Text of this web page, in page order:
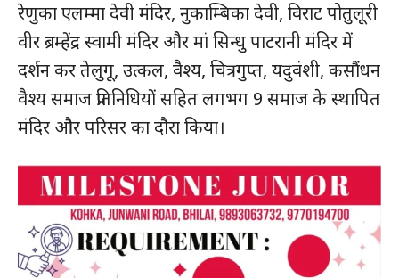
रेणुका एलम्मा देवी मंदिर, नुकाम्बिका देवी, विराट पोतुलूरी
वीर ब्रम्हेंद्र स्वामी मंदिर और मां सिन्धु पाटरानी मंदिर में
दर्शन कर तेलुगू, उत्कल, वैश्य, चित्रगुप्त, यदुवंशी, कसौंधन
वैश्य समाज प्रतिनिधियों सहित लगभग 9 समाज के स्थापित
मंदिर और परिसर का दौरा किया।